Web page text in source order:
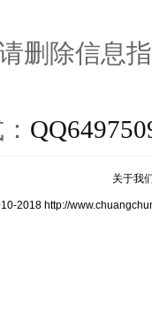
删除信息
关于我
2018 http://